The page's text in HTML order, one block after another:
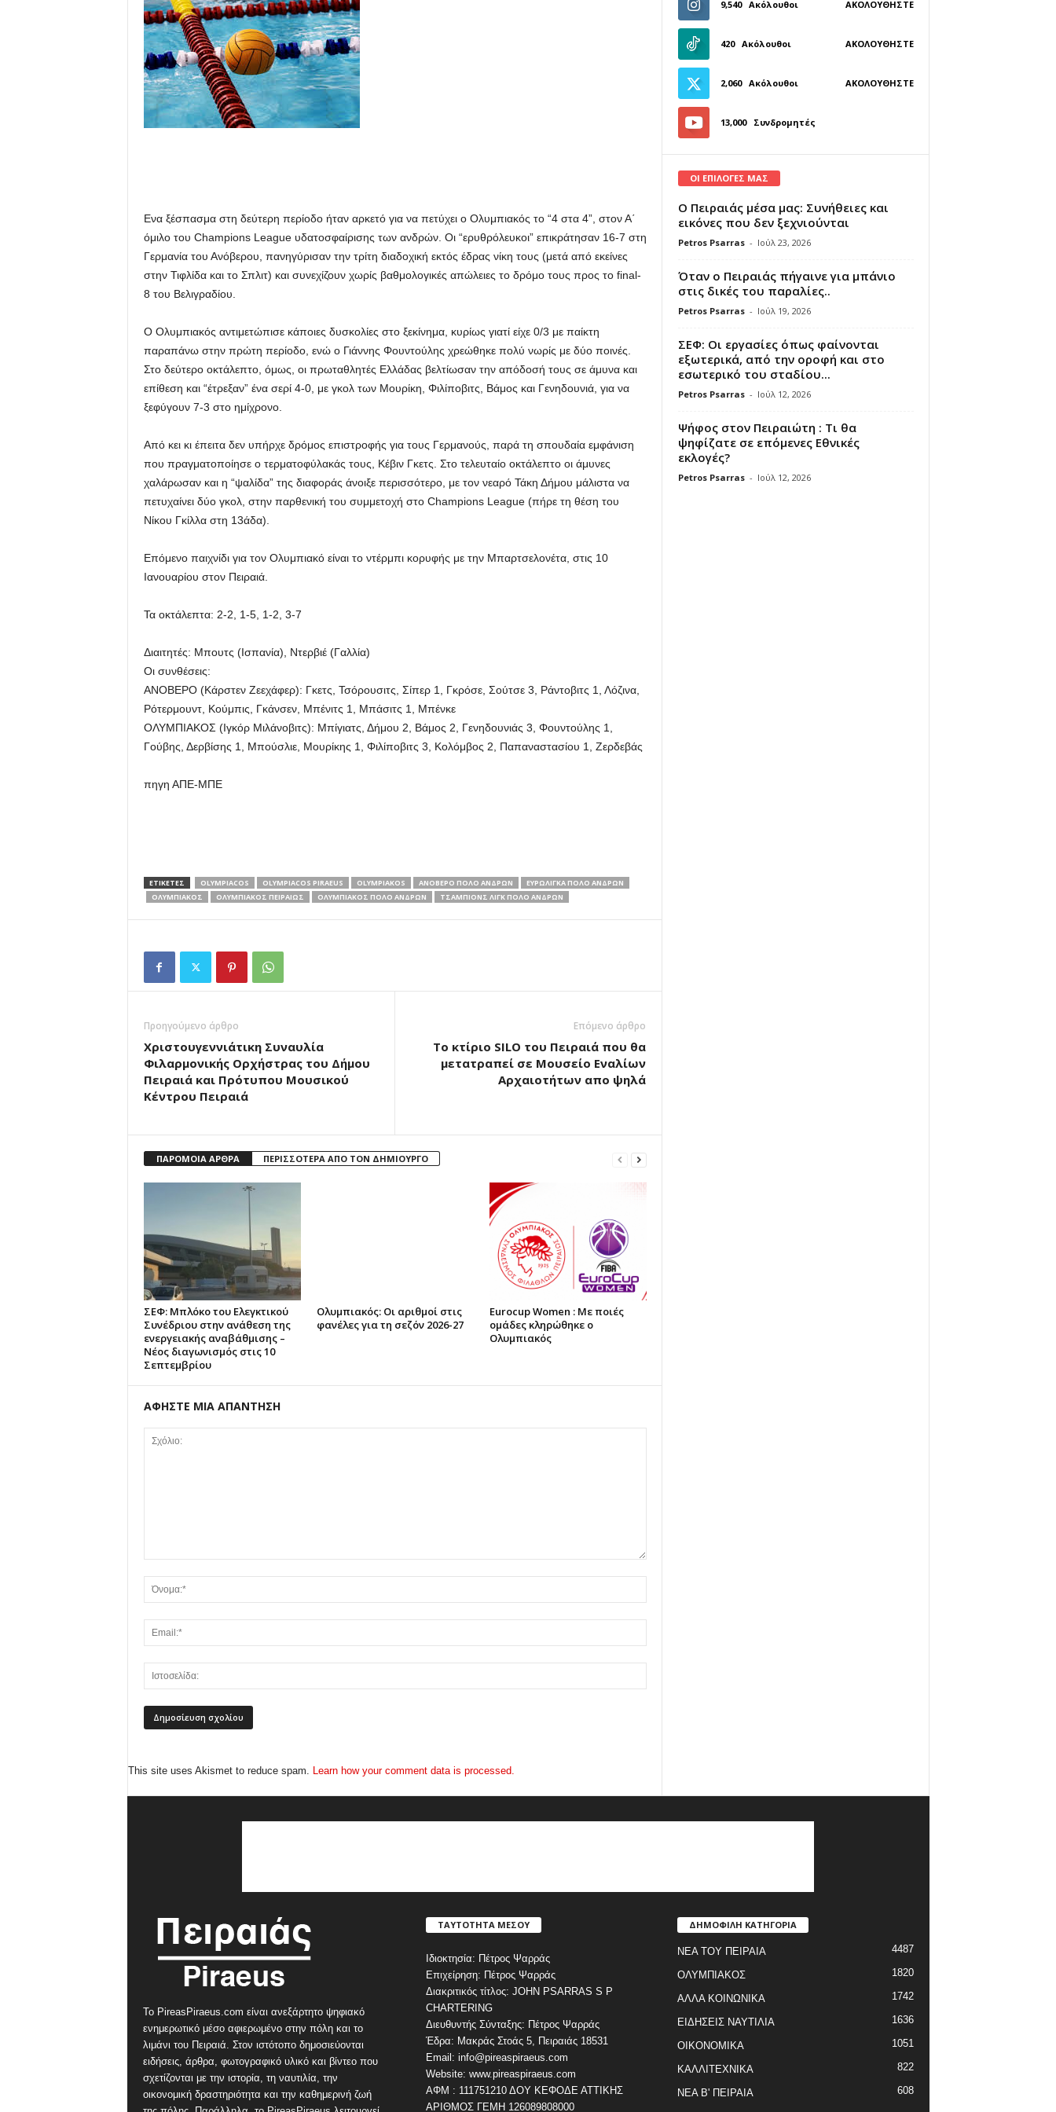
Ενα ξέσπασμα στη δεύτερη περίοδο ήταν αρκετό για να πετύχει ο Ολυμπιακός το “4 στα 4”, στον Α΄
όμιλο του Champions League υδατοσφαίρισης των ανδρών. Οι “ερυθρόλευκοι” επικράτησαν 16-7 στη
Γερμανία του Ανόβερου, πανηγύρισαν την τρίτη διαδοχική εκτός έδρας νίκη τους (μετά από εκείνες
στην Τιφλίδα και το Σπλιτ) και συνεχίζουν χωρίς βαθμολογικές απώλειες το δρόμο τους προς το final-
8 του Βελιγραδίου.
Ο Ολυμπιακός αντιμετώπισε κάποιες δυσκολίες στο ξεκίνημα, κυρίως γιατί είχε 0/3 με παίκτη
παραπάνω στην πρώτη περίοδο, ενώ ο Γιάννης Φουντούλης χρεώθηκε πολύ νωρίς με δύο ποινές.
Στο δεύτερο οκτάλεπτο, όμως, οι πρωταθλητές Ελλάδας βελτίωσαν την απόδοσή τους σε άμυνα και
επίθεση και “έτρεξαν” ένα σερί 4-0, με γκολ των Μουρίκη, Φιλίποβιτς, Βάμος και Γενηδουνιά, για να
ξεφύγουν 7-3 στο ημίχρονο.
Από κει κι έπειτα δεν υπήρχε δρόμος επιστροφής για τους Γερμανούς, παρά τη σπουδαία εμφάνιση
που πραγματοποίησε ο τερματοφύλακάς τους, Κέβιν Γκετς. Στο τελευταίο οκτάλεπτο οι άμυνες
χαλάρωσαν και η “ψαλίδα” της διαφοράς άνοιξε περισσότερο, με τον νεαρό Τάκη Δήμου μάλιστα να
πετυχαίνει δύο γκολ, στην παρθενική του συμμετοχή στο Champions League (πήρε τη θέση του
Νίκου Γκίλλα στη 13άδα).
Επόμενο παιχνίδι για τον Ολυμπιακό είναι το ντέρμπι κορυφής με την Μπαρτσελονέτα, στις 10
Ιανουαρίου στον Πειραιά.
Τα οκτάλεπτα: 2-2, 1-5, 1-2, 3-7
Διαιτητές: Μπουτς (Ισπανία), Ντερβιέ (Γαλλία)
Οι συνθέσεις:
ΑΝΟΒΕΡΟ (Κάρστεν Ζεεχάφερ): Γκετς, Τσόρουσιτς, Σίπερ 1, Γκρόσε, Σούτσε 3, Ράντοβιτς 1, Λόζινα,
Ρότερμουντ, Κούμπις, Γκάνσεν, Μπένιτς 1, Μπάσιτς 1, Μπένκε
ΟΛΥΜΠΙΑΚΟΣ (Ιγκόρ Μιλάνοβιτς): Μπίγιατς, Δήμου 2, Βάμος 2, Γενηδουνιάς 3, Φουντούλης 1,
Γούβης, Δερβίσης 1, Μπούσλιε, Μουρίκης 1, Φιλίποβιτς 3, Κολόμβος 2, Παπαναστασίου 1, Ζερδεβάς
πηγη ΑΠΕ-ΜΠΕ
ΕΤΙΚΕΤΕΣ OLYMPIACOS OLYMPIACOS PIRAEUS OLYMPIAKOS ΑΝΟΒΕΡΟ ΠΟΛΟ ΑΝΔΡΩΝ
ΕΥΡΩΛΙΓΚΑ ΠΟΛΟ ΑΝΔΡΩΝ
ΟΛΥΜΠΙΑΚΟΣ
ΟΛΥΜΠΙΑΚΟΣ ΠΕΙΡΑΙΩΣ ΟΛΥΜΠΙΑΚΟΣ ΠΟΛΟ ΑΝΔΡΩΝ ΤΣΑΜΠΙΟΝΣ ΛΙΓΚ ΠΟΛΟ ΑΝΔΡΩΝ
Προηγούμενο άρθρο
Χριστουγεννιάτικη Συναυλία
Φιλαρμονικής Ορχήστρας του Δήμου
Πειραιά και Πρότυπου Μουσικού
Κέντρου Πειραιά
Επόμενο άρθρο
Το κτίριο SILO του Πειραιά που θα
μετατραπεί σε Μουσείο Εναλίων
Αρχαιοτήτων απο ψηλά
ΠΑΡΟΜΟΙΑ ΑΡΘΡΑ ΠΕΡΙΣΣΟΤΕΡΑ ΑΠΟ ΤΟΝ ΔΗΜΙΟΥΡΓΟ
ΣΕΦ: Μπλόκο του Ελεγκτικού
Συνέδριου στην ανάθεση της
ενεργειακής αναβάθμισης –
Νέος διαγωνισμός στις 10
Σεπτεμβρίου
Ολυμπιακός: Οι αριθμοί στις
φανέλες για τη σεζόν 2026-27
Eurocup Women : Με ποιές
ομάδες κληρώθηκε ο
Ολυμπιακός
ΑΦΗΣΤΕ ΜΙΑ ΑΠΑΝΤΗΣΗ
This site uses Akismet to reduce spam. Learn how your comment data is processed.
9,540 Ακόλουθοι ΑΚΟΛΟΥΘΉΣΤΕ
420 Ακόλουθοι ΑΚΟΛΟΥΘΉΣΤΕ
2,060 Ακόλουθοι ΑΚΟΛΟΥΘΉΣΤΕ
13,000 Συνδρομητές
ΓΊΝΕΤΕ ΣΥΝΔΡΟΜΗΤΉΣ
ΟΙ ΕΠΙΛΟΓΕΣ ΜΑΣ
Ο Πειραιάς μέσα μας: Συνήθειες και
εικόνες που δεν ξεχνιούνται
Petros Psarras - Ιούλ 23, 2026
Όταν ο Πειραιάς πήγαινε για μπάνιο
στις δικές του παραλίες..
Petros Psarras - Ιούλ 19, 2026
ΣΕΦ: Οι εργασίες όπως φαίνονται
εξωτερικά, από την οροφή και στο
εσωτερικό του σταδίου...
Petros Psarras - Ιούλ 12, 2026
Ψήφος στον Πειραιώτη : Τι θα
ψηφίζατε σε επόμενες Εθνικές
εκλογές?
Petros Psarras - Ιούλ 12, 2026
Το PireasPiraeus.com είναι ανεξάρτητο ψηφιακό
ενημερωτικό μέσο αφιερωμένο στην πόλη και το
λιμάνι του Πειραιά. Στον ιστότοπο δημοσιεύονται
ειδήσεις, άρθρα, φωτογραφικό υλικό και βίντεο που
σχετίζονται με την ιστορία, τη ναυτιλία, την
οικονομική δραστηριότητα και την καθημερινή ζωή
ΤΑΥΤΟΤΗΤΑ ΜΕΣΟΥ
Ιδιοκτησία: Πέτρος Ψαρράς
Επιχείρηση: Πέτρος Ψαρράς
Διακριτικός τίτλος: JOHN PSARRAS S P
CHARTERING
Διευθυντής Σύνταξης: Πέτρος Ψαρράς
Έδρα: Μακράς Στοάς 5, Πειραιάς 18531
Email: info@pireaspiraeus.com
Website: www.pireaspiraeus.com
ΑΦΜ : 111751210 ΔΟΥ ΚΕΦΟΔΕ ΑΤΤΙΚΗΣ
ΑΡΙΘΜΟΣ ΓΕΜΗ 126089808000
ΔΗΜΟΦΙΛΗ ΚΑΤΗΓΟΡΙΑ
ΝΕΑ ΤΟΥ ΠΕΙΡΑΙΑ 4487
ΟΛΥΜΠΙΑΚΟΣ 1820
ΑΛΛΑ ΚΟΙΝΩΝΙΚΑ 1742
ΕΙΔΗΣΕΙΣ ΝΑΥΤΙΛΙΑ 1636
ΟΙΚΟΝΟΜΙΚΑ 1051
ΚΑΛΛΙΤΕΧΝΙΚΑ 822
ΝΕΑ Β' ΠΕΙΡΑΙΑ 608